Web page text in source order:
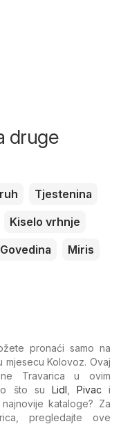
druge
Tjestenina
Kiselo vrhnje
Govedina
Miris
pronaći samo na
mjesecu Kolovoz. Ovaj
Travarica u ovim
što su Lidl Pivac i
kataloge? Za
pregledajte ove